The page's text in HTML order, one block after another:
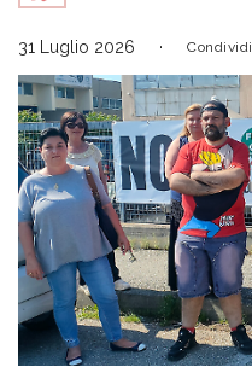
31 Luglio 2026 Condividi